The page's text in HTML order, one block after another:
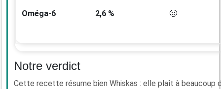
Oméga-6 2,6 % 🙂
Notre verdict
Cette recette résume bien Whiskas : elle plaît à beaucoup